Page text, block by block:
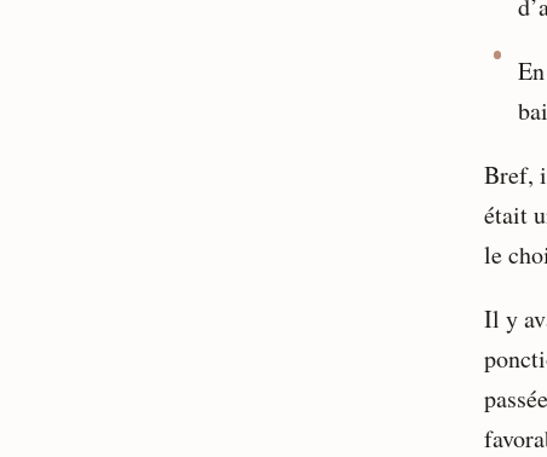
Bref,
était
le
Il y